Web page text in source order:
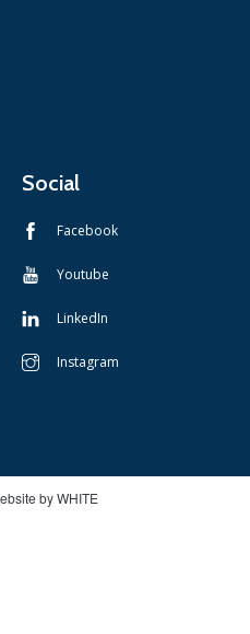
Social
Facebook
Youtube
LinkedIn
Instagram
by WHITE